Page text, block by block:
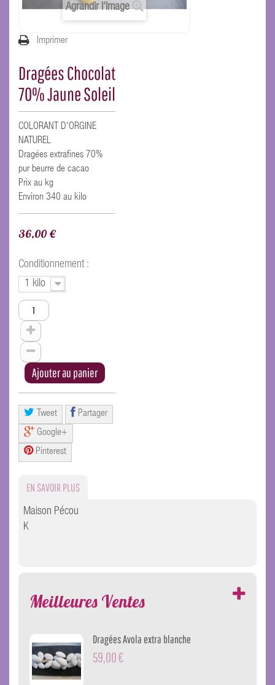
Agrandir l'image
Imprimer
Dragées Chocolat
70% Jaune Soleil
COLORANT D'ORGINE
NATUREL
Dragées extrafines 70%
pur beurre de cacao
Prix au kg
Environ 340 au kilo
36,00 €
Conditionnement :
1 kilo
Ajouter au panier
Tweet
Partager
Google+
Pinterest
EN SAVOIR PLUS
Maison Pécou
K
Meilleures Ventes
Dragées Avola extra blanche
59,00 €